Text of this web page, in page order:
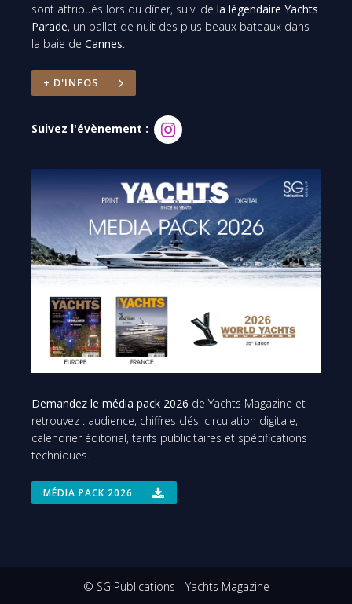
sont attribués lors du dîner, suivi de la légendaire Yachts
Parade, un ballet de nuit des plus beaux bateaux dans
la baie de Cannes.
+ D'INFOS
Suivez l'évènement :
Demandez le média pack 2026 de Yachts Magazine et
retrouvez : audience, chiffres clés, circulation digitale,
calendrier éditorial, tarifs publicitaires et spécifications
techniques.
MÉDIA PACK 2026
© SG Publications - Yachts Magazine